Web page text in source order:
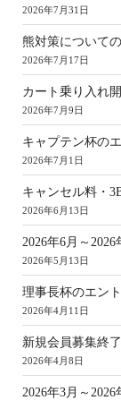
2026年7月31日
熊対策について
2026年7月17日
カート乗り入れ
2026年7月9日
キャプテン杯の
2026年7月1日
キャンセル料・
2026年6月13日
2026年6月～
2026年5月13日
理事長杯のエン
2026年4月11日
新規会員募集終
2026年4月8日
2026年3月～